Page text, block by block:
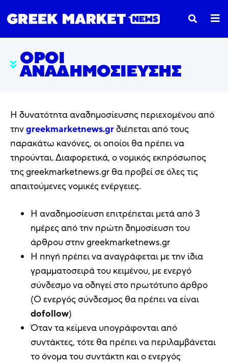
ΌΡΟΙ
ΑΝΑΔΗΜΟΣΊΕΥΣΗΣ
Η δυνατότητα αναδημοσίευσης περιεχομένου από
τηνgreekmarketnews.grδιέπεται από τους
παρακάτω κανόνες, οι οποίοι θα πρέπει να
τηρούνται. Διαφορετικά, ο νομικός εκπρόσωπος
της greekmarketnews.gr θα προβεί σε όλες τις
απαιτούμενες νομικές ενέργειες.
Η αναδημοσίευση επιτρέπεται μετά από 3
ημέρες από την πρώτη δημοσίευση του
άρθρου στην greekmarketnews.gr
Η πηγή πρέπει να αναγράφεται με την ίδια
γραμματοσειρά του κειμένου, με ενεργό
σύνδεσμο να οδηγεί στο πρωτότυπο άρθρο
(Ο ενεργός σύνδεσμος θα πρέπει να είναι
dofollow)
Όταν τα κείμενα υπογράφονται από
συντάκτες, τότε θα πρέπει να περιλαμβάνεται
το όνομα του συντάκτη και ο ενεργός